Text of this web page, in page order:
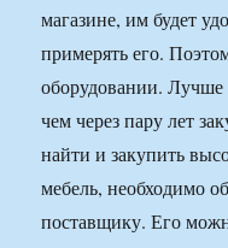
магазине, им будет
примерять его.
оборудовании. Лучше
чем через пару лет
найти и закупить
мебель, необходимо
поставщику. Его